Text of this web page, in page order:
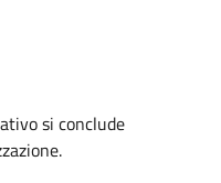
si conclude